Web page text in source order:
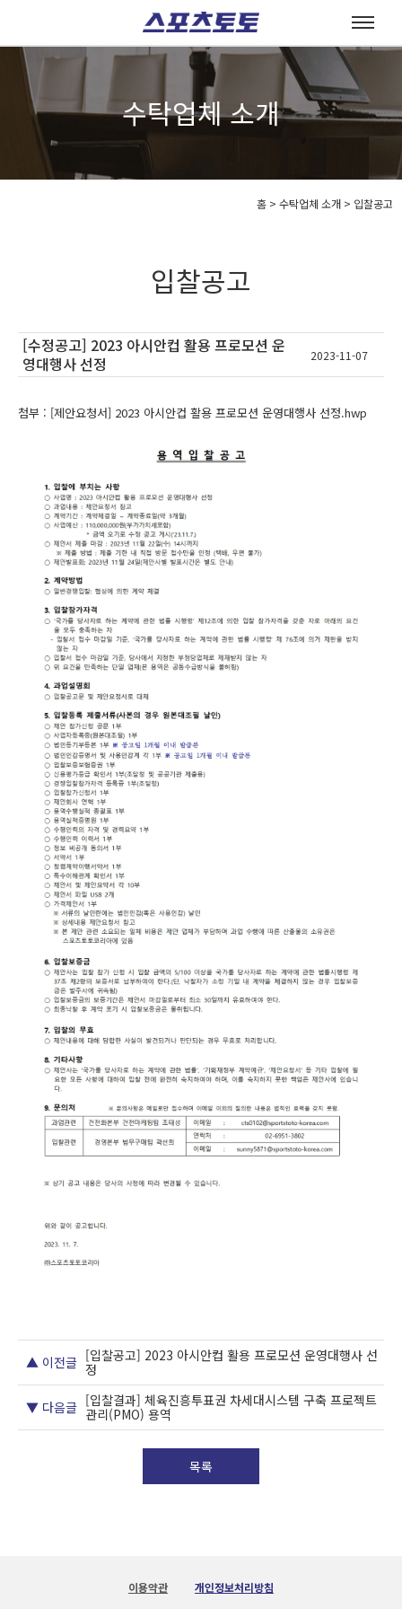
수탁업체 소개
홈 > 수탁업체 소개 > 입찰공고
입찰공고
[수정공고] 2023 아시안컵 활용 프로모션 운
영대행사 선정
2023-11-07
첨부 : [제안요청서] 2023 아시안컵 활용 프로모션 운영대행사 선정.hwp
▲ 이전글 [입찰공고] 2023 아시안컵 활용 프로모션 운영대행사 선
정
▼ 다음글 [입찰결과] 체육진흥투표권 차세대시스템 구축 프로젝트
관리(PMO) 용역
목록
이용약관 개인정보처리방침